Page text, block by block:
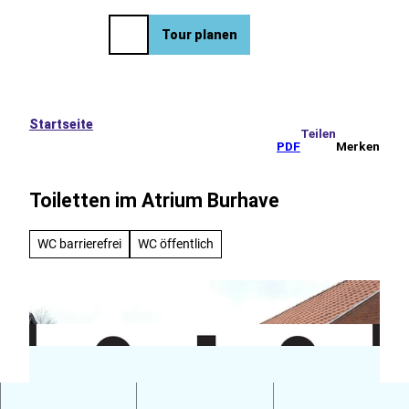
Tour planen
Startseite
PDF
Teilen
Merken
Toiletten im Atrium Burhave
WC barrierefrei WC öffentlich